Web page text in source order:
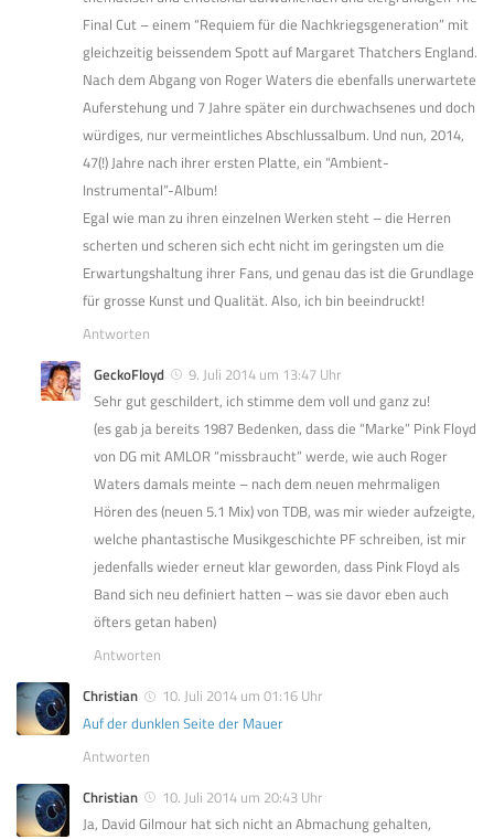
Final Cut – einem “Requiem für die Nachkriegsgeneration” mit
gleichzeitig beissendem Spott auf Margaret Thatchers England.
Nach dem Abgang von Roger Waters die ebenfalls unerwartete
Auferstehung und 7 Jahre später ein durchwachsenes und doch
würdiges, nur vermeintliches Abschlussalbum. Und nun, 2014,
47(!) Jahre nach ihrer ersten Platte, ein “Ambient-
Instrumental”-Album!
Egal wie man zu ihren einzelnen Werken steht – die Herren
scherten und scheren sich echt nicht im geringsten um die
Erwartungshaltung ihrer Fans, und genau das ist die Grundlage
für grosse Kunst und Qualität. Also, ich bin beeindruckt!
Antworten
GeckoFloyd
9. Juli 2014 um 13:47 Uhr
Sehr gut geschildert, ich stimme dem voll und ganz zu!
(es gab ja bereits 1987 Bedenken, dass die “Marke” Pink Floyd
von DG mit AMLOR “missbraucht” werde, wie auch Roger
Waters damals meinte – nach dem neuen mehrmaligen
Hören des (neuen 5.1 Mix) von TDB, was mir wieder aufzeigte,
welche phantastische Musikgeschichte PF schreiben, ist mir
jedenfalls wieder erneut klar geworden, dass Pink Floyd als
Band sich neu definiert hatten – was sie davor eben auch
öfters getan haben)
Antworten
Christian
10. Juli 2014 um 01:16 Uhr
Auf der dunklen Seite der Mauer
Antworten
Christian
10. Juli 2014 um 20:43 Uhr
Ja, David Gilmour hat sich nicht an Abmachung gehalten,